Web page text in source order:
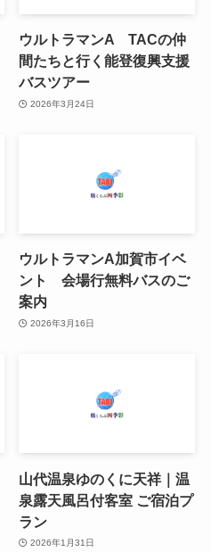
ウルトラマンA TACの仲
間たちと行く能登復興支援
バスツアー
2026年3月24日
ウルトラマンA加賀市イベ
ント 会場行無料バスのご
案内
2026年3月16日
山代温泉ゆのくに天祥｜温
泉露天風呂付客室 ご宿泊プ
ラン
2026年1月31日